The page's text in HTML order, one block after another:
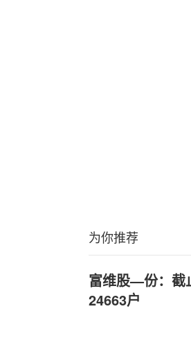
为你推荐
富维股—份：截
24663户